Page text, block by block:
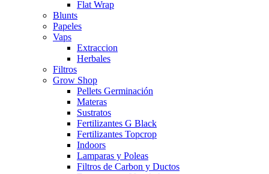
Flat Wrap
Blunts
Papeles
Vaps
Extraccion
Herbales
Filtros
Grow Shop
Pellets Germinación
Materas
Sustratos
Fertilizantes G Black
Fertilizantes Topcrop
Indoors
Lamparas y Poleas
Filtros de Carbon y Ductos